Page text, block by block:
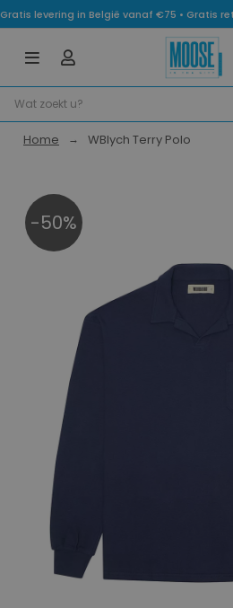
Gratis levering in België vanaf €75 • Gratis
Home WBlych Terry Polo
-50%